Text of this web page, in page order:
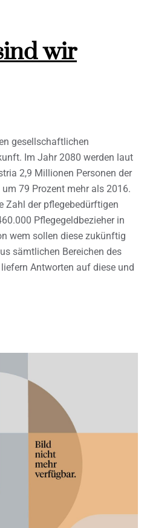
wir
gesellschaftlichen
Im Jahr 2080 werden laut
2,9 Millionen Personen der
79 Prozent mehr als 2016.
Zahl der pflegebedürftigen
Pflegegeldbezieher in
wem sollen diese zukünftig
sämtlichen Bereichen des
Antworten auf diese und